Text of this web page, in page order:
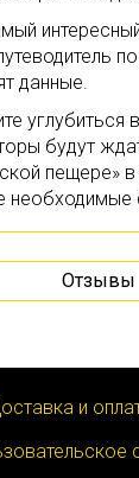
данные.
углубиться
будут
пещере»
необходимые
Отзывы
и